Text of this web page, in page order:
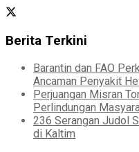
Berita Terkini
Barantin dan FAO
Ancaman Penyakit
Perjuangan Misran
Perlindungan
236 Serangan Judol
di Kaltim